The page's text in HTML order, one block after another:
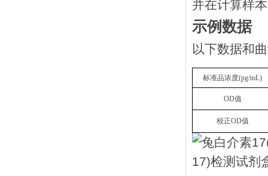
并在计算样
示例数据
以下数据和
标准品浓度(pg/mL)
OD值
校正OD值